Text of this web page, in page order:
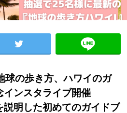
球の歩き方、ハワイのガ
インスタライブ開催
説明した初めてのガイドブ